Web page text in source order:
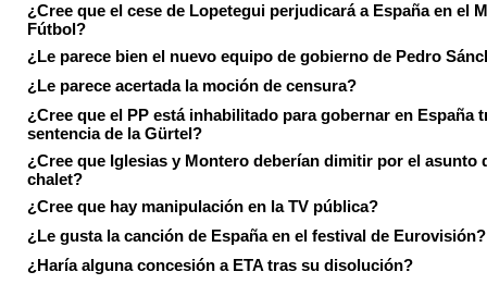
¿Cree que el cese de Lopetegui perjudicará a España en el
Fútbol?
¿Le parece bien el nuevo equipo de gobierno de Pedro
¿Le parece acertada la moción de censura?
¿Cree que el PP está inhabilitado para gobernar en España
sentencia de la Gürtel?
¿Cree que Iglesias y Montero deberían dimitir por el asunto
chalet?
¿Cree que hay manipulación en la TV pública?
¿Le gusta la canción de España en el festival de Eurovisión?
¿Haría alguna concesión a ETA tras su disolución?